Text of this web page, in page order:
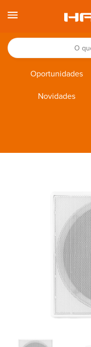
Oportunidades
Novidades